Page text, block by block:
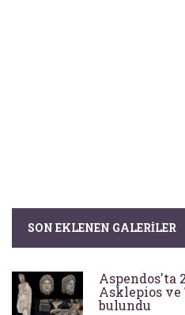
SON EKLENEN GALERILER
Aspendos'ta
Asklepios ve
bulundu